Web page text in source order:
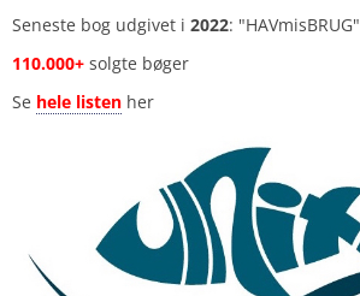
Seneste bog udgivet i 2022: "HAVmisBRUG"
110.000+ solgte bøger
Se hele listen her